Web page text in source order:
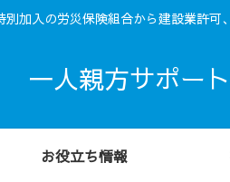
別加入の労災保険組合から建設業許可
一人親方サポー
お役立ち情報